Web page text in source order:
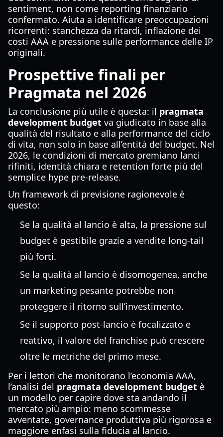
sentiment, non come reporting finanziario
confermato. Aiuta a identificare preoccupazioni
ricorrenti: stanchezza da ritardi, inflazione dei
costi AAA e pressione sulle performance delle IP
originali.
Prospettive finali per
Pragmata nel 2026
La conclusione più utile è questa: il pragmata
development budget va giudicato in base alla
qualità del risultato e alla performance del ciclo
di vita, non solo in base all’entità del budget. Nel
2026, le condizioni di mercato premiano lanci
rifiniti, identità chiara e retention forte più del
semplice hype pre-release.
Un framework di previsione ragionevole è
questo:
Se la qualità al lancio è alta, la pressione sul
budget è gestibile grazie a vendite long-tail
più forti.
Se la qualità al lancio è disomogenea, anche
un marketing pesante potrebbe non
proteggere il ritorno sull’investimento.
Se il supporto post-lancio è focalizzato e
reattivo, il valore del franchise può crescere
oltre le metriche del primo mese.
Per i lettori che monitorano l’economia AAA,
l’analisi del pragmata development budget è
un modello per capire dove sta andando il
mercato più ampio: meno scommesse
avventate, governance produttiva più rigorosa e
maggiore enfasi sulla fiducia al lancio.